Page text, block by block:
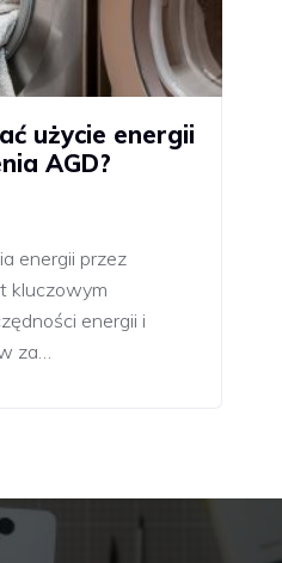
użycie energii
AGD?
energii przez
kluczowym
energii i
za…